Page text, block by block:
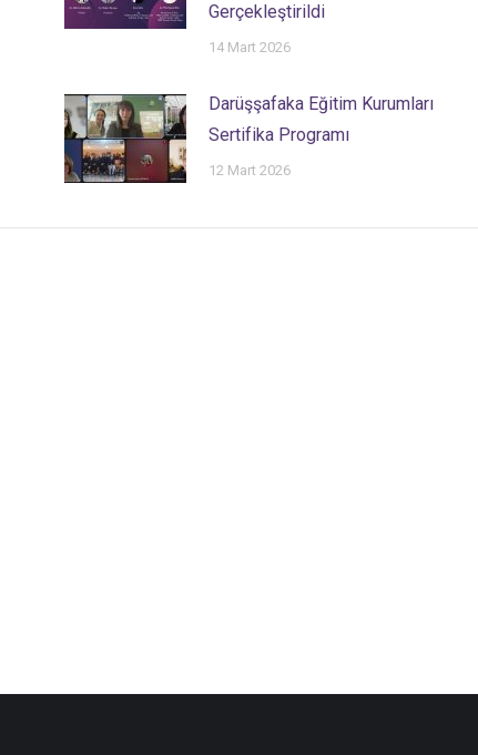
Gerçekleştirildi
14 Mart 2026
Darüşşafaka Eğitim Kurumları
Sertifika Programı
12 Mart 2026